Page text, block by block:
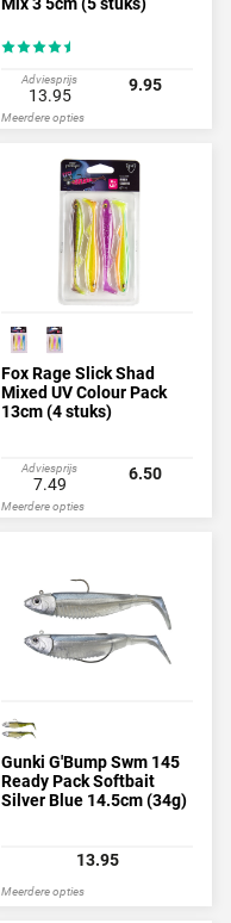
Adviesprijs
13.95
9.95
Meerdere opties
Fox Rage Slick Shad
Mixed UV Colour Pack
13cm (4 stuks)
Adviesprijs
7.49
6.50
Meerdere opties
Gunki G'Bump Swm 145
Ready Pack Softbait
Silver Blue 14.5cm (34g)
13.95
Meerdere opties